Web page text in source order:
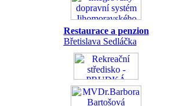
Restaurace a penzion
Břetislava Sedláčka